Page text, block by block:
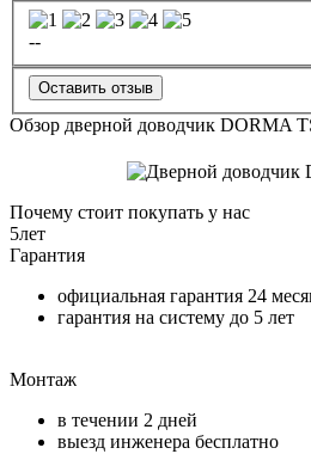
--
Оставить отзыв
Обзор дверной доводчик DORMA
Почему стоит покупать у нас
5лет
Гарантия
официальная гарантия 24
гарантия на систему до 5 лет
Монтаж
в течении 2 дней
выезд инженера бесплатно